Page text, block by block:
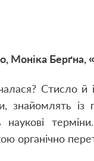
Берґна,
Стисло й
знайомлять із
наукові
органічно